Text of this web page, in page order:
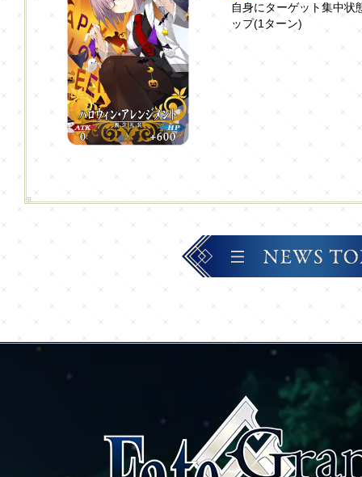
自身にターゲット集中状
ップ(1ターン)